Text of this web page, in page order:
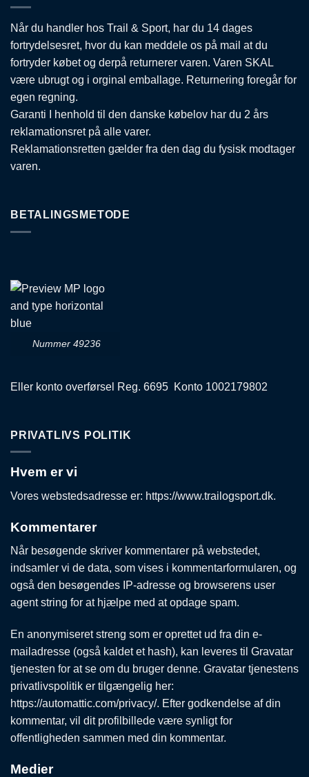
Når du handler hos Trail & Sport, har du 14 dages
fortrydelsesret, hvor du kan meddele os på mail at du
fortryder købet og derpå returnerer varen. Varen SKAL
være ubrugt og i orginal emballage. Returnering foregår for
egen regning.
Garanti I henhold til den danske købelov har du 2 års
reklamationsret på alle varer.
Reklamationsretten gælder fra den dag du fysisk modtager
varen.
BETALINGSMETODE
Nummer 49236
Eller konto overførsel Reg. 6695 Konto 1002179802
PRIVATLIVS POLITIK
Hvem er vi
Vores webstedsadresse er: https://www.trailogsport.dk.
Kommentarer
Når besøgende skriver kommentarer på webstedet,
indsamler vi de data, som vises i kommentarformularen, og
også den besøgendes IP-adresse og browserens user
agent string for at hjælpe med at opdage spam.
En anonymiseret streng som er oprettet ud fra din e-
mailadresse (også kaldet et hash), kan leveres til Gravatar
tjenesten for at se om du bruger denne. Gravatar tjenestens
privatlivspolitik er tilgængelig her:
https://automattic.com/privacy/. Efter godkendelse af din
kommentar, vil dit profilbillede være synligt for
offentligheden sammen med din kommentar.
Medier